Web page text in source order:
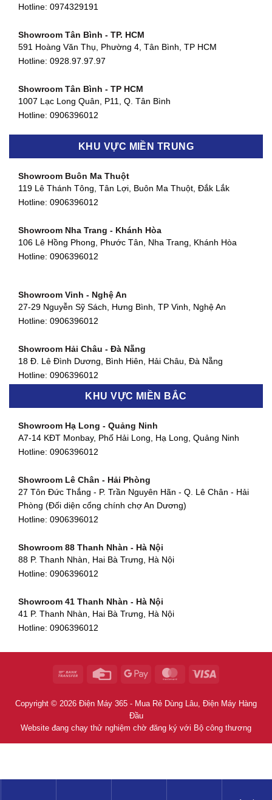
Hotline: 0974329191
Showroom Tân Bình - TP. HCM
591 Hoàng Văn Thụ, Phường 4, Tân Bình, TP HCM
Hotline: 0928.97.97.97
Showroom Tân Bình - TP HCM
1007 Lạc Long Quân, P11, Q. Tân Bình
Hotline: 0906396012
Showroom Biên Hòa - Đồng Nai
Showroom Thuận An - Bình Dương
Showroom Quận 11 - TP. HCM
Showroom Quận 4 - TP. HCM
127 Khánh Hội, Phường 3, Quận 4,TP. HCM
Showroom Quận 7 - TP. HCM
877 Huỳnh Tấn Phát, Phú Thuận, Quận 7, TP HCM
Hotline:0906396012
580 Phan Văn Trị, Phường 7, Quận 5, TP HCM
Hotline:0906396012
90 Đ. Cộng Hòa, Phường 4, Tân Bình, TP HCM
Hotline:0906396012
KHU VỰC MIỀN TRUNG
Showroom Buôn Ma Thuột
119 Lê Thánh Tông, Tân Lợi, Buôn Ma Thuột, Đắk Lắk
Hotline: 0906396012
Showroom Nha Trang - Khánh Hòa
106 Lê Hồng Phong, Phước Tân, Nha Trang, Khánh Hòa
Hotline: 0906396012
Showroom Vinh - Nghệ An
27-29 Nguyễn Sỹ Sách, Hưng Bình, TP Vinh, Nghệ An
Hotline: 0906396012
Showroom Hải Châu - Đà Nẵng
18 Đ. Lê Đình Dương, Bình Hiên, Hải Châu, Đà Nẵng
Hotline: 0906396012
Showroom Thanh Khê - Đà Nẵng
Hotline:0906396012
Showroom Cẩm Lệ - Đà Nẵng
Hotline:0906396012
Showroom Huế
54 Hùng Vương, Phú Hội, Thành phố Huế, Thừa Thiên Huế
Showroom Hà Tĩnh
82 Quang Trung, Thạch Quý, Hà Tĩnh
Showroom Quy Nhơn - Bình Định
956 Trần Hưng Đạo, P, Thành phố Quy Nhơn, Bình Định
KHU VỰC MIỀN BẮC
Showroom Hạ Long - Quảng Ninh
A7-14 KĐT Monbay, Phố Hải Long, Hạ Long, Quảng Ninh
Hotline: 0906396012
Showroom Lê Chân - Hải Phòng
27 Tôn Đức Thắng - P. Trần Nguyên Hãn - Q. Lê Chân - Hải
Phòng (Đối diện cổng chính chợ An Dương)
Hotline: 0906396012
Showroom 88 Thanh Nhàn - Hà Nội
88 P. Thanh Nhàn, Hai Bà Trưng, Hà Nội
Hotline: 0906396012
Showroom 41 Thanh Nhàn - Hà Nội
41 P. Thanh Nhàn, Hai Bà Trưng, Hà Nội
Hotline: 0906396012
268 P. Tây Sơn, Trung Liệt, Đống Đa, Hà Nội
Showroom Khâm Thiên - Hà Nội
Copyright © 2026 Điện Máy 365 - Mua Rẻ Dùng Lâu, Điện Máy Hàng
Đầu
Website đang chạy thử nghiệm chờ đăng ký với Bộ công thương